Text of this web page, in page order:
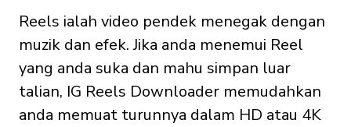
Reels ialah video pendek menegak dengan
muzik dan efek. Jika anda menemui Reel
yang anda suka dan mahu simpan luar
talian, IG Reels Downloader memudahkan
anda memuat turunnya dalam HD atau 4K